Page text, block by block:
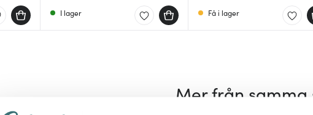
I lager Få i lager
Mer från samma